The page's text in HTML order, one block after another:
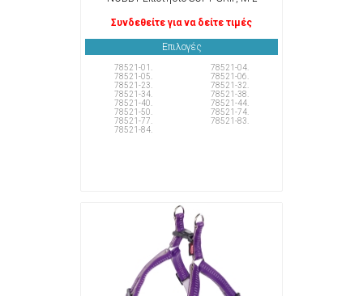
Συνδεθείτε για να δείτε τιμές
Επιλογές
78521-01.
78521-04.
78521-05.
78521-06.
78521-23.
78521-32.
78521-34.
78521-38.
78521-40.
78521-44.
78521-50.
78521-74.
78521-77.
78521-83.
78521-84.